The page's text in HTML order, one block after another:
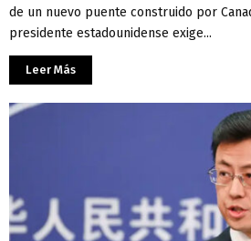
de un nuevo puente construido por
presidente estadounidense exige...
Leer Más